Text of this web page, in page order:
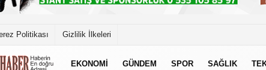
Politikası Gizlilik İlkeleri
EKONOMİ GÜNDEM SPOR SAĞLIK